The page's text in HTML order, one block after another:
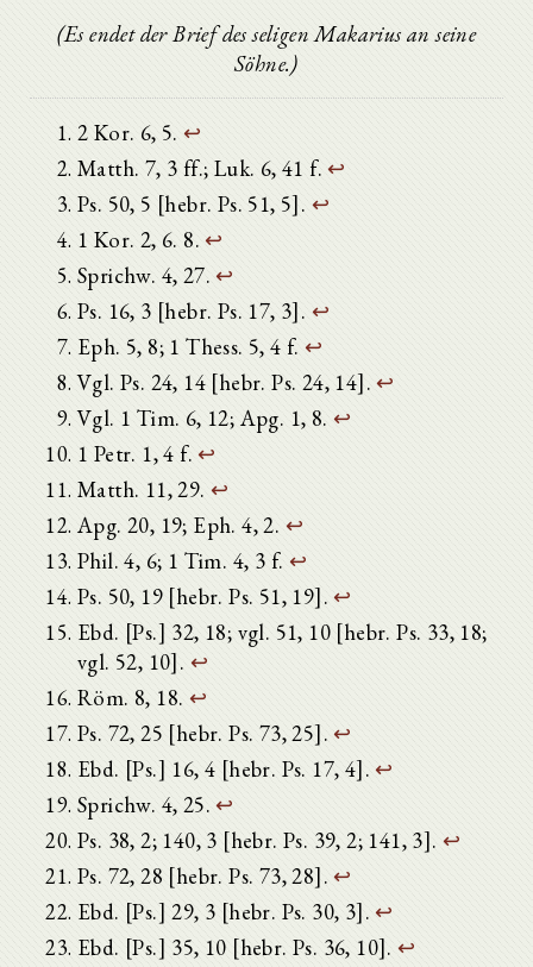
(Es endet der Brief des seligen Makarius an seine
Söhne.)
2 Kor. 6, 5. ↩
Matth. 7, 3 ff.; Luk. 6, 41 f. ↩
Ps. 50, 5 [hebr. Ps. 51, 5]. ↩
1 Kor. 2, 6. 8. ↩
Sprichw. 4, 27. ↩
Ps. 16, 3 [hebr. Ps. 17, 3]. ↩
Eph. 5, 8; 1 Thess. 5, 4 f. ↩
Vgl. Ps. 24, 14 [hebr. Ps. 24, 14].↩
Vgl. 1 Tim. 6, 12; Apg. 1, 8. ↩
1 Petr. 1, 4 f. ↩
Matth. 11, 29. ↩
Apg. 20, 19; Eph. 4, 2. ↩
Phil. 4, 6; 1 Tim. 4, 3 f. ↩
Ps. 50, 19 [hebr. Ps. 51, 19]. ↩
Ebd. [Ps.] 32, 18; vgl. 51, 10 [hebr. Ps. 33, 18;
vgl. 52, 10]. ↩
Röm. 8, 18. ↩
Ps. 72, 25 [hebr. Ps. 73, 25]. ↩
Ebd. [Ps.] 16, 4 [hebr. Ps. 17, 4]. ↩
Sprichw. 4, 25.↩
Ps. 38, 2; 140, 3 [hebr. Ps. 39, 2; 141, 3]. ↩
Ps. 72, 28 [hebr. Ps. 73, 28].↩
Ebd. [Ps.] 29, 3 [hebr. Ps. 30, 3]. ↩
Ebd. [Ps.] 35, 10 [hebr. Ps. 36, 10]. ↩